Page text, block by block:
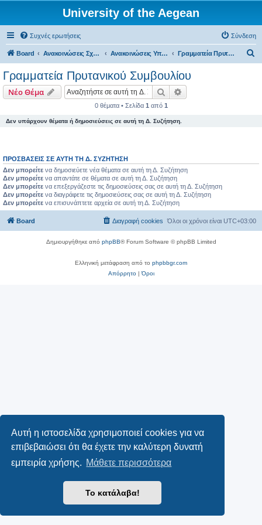
Αυτή η ιστοσελίδα χρησιμοποιεί cookies για να
επιβεβαιώσει ότι θα έχετε την καλύτερη δυνατή
εμπειρία χρήσης. Μάθετε περισσότερα
Το κατάλαβα!
University of the Aegean
Συχνές ερωτήσεις Σύνδεση
Board Ανακοινώσεις Σχολών, Τμημάτων, Συλλόγων & Υπηρεσιών Ανακοινώσεις Υπηρεσιών Γραμματεία Πρυτανικού Συμβουλίου
η
Γραμματεία Πρυτανικού Συμβουλίου
Νέο Θέμα Αναζήτηση
0 θέματα • Σελίδα 1 από 1
Δεν υπάρχουν θέματα ή δημοσιεύσεις σε αυτή τη Δ. Συζήτηση.
ΠΡΟΣΒΆΣΕΙΣ ΣΕ ΑΥΤΉ ΤΗ Δ. ΣΥΖΉΤΗΣΗ
Δεν μπορείτε να δημοσιεύετε νέα θέματα σε αυτή τη Δ. Συζήτηση
Δεν μπορείτε να απαντάτε σε θέματα σε αυτή τη Δ. Συζήτηση
Δεν μπορείτε να επεξεργάζεστε τις δημοσιεύσεις σας σε αυτή τη Δ. Συζήτηση
Δεν μπορείτε να διαγράφετε τις δημοσιεύσεις σας σε αυτή τη Δ. Συζήτηση
Δεν μπορείτε να επισυνάπτετε αρχεία σε αυτή τη Δ. Συζήτηση
Board Όλοι οι χρόνοι είναι UTC+03:00
Διαγραφή cookies
Δημιουργήθηκε από phpBB® Forum Software © phpBB Limited
Ελληνική μετάφραση από το phpbbgr.com
Απόρρητο|Όροι